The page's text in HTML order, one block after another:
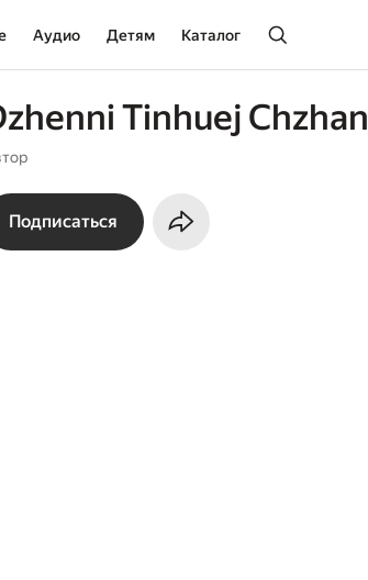
Аудио Детям Каталог
Tinhuej Chzhan
Подписаться